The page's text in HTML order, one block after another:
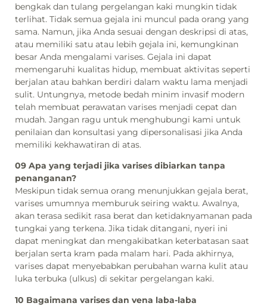
bengkak dan tulang pergelangan kaki mungkin tidak
terlihat. Tidak semua gejala ini muncul pada orang yang
sama. Namun, jika Anda sesuai dengan deskripsi di atas,
atau memiliki satu atau lebih gejala ini, kemungkinan
besar Anda mengalami varises. Gejala ini dapat
memengaruhi kualitas hidup, membuat aktivitas seperti
berjalan atau bahkan berdiri dalam waktu lama menjadi
sulit. Untungnya, metode bedah minim invasif modern
telah membuat perawatan varises menjadi cepat dan
mudah. Jangan ragu untuk menghubungi kami untuk
penilaian dan konsultasi yang dipersonalisasi jika Anda
memiliki kekhawatiran di atas.
09 Apa yang terjadi jika varises dibiarkan tanpa
penanganan?
Meskipun tidak semua orang menunjukkan gejala berat,
varises umumnya memburuk seiring waktu. Awalnya,
akan terasa sedikit rasa berat dan ketidaknyamanan pada
tungkai yang terkena. Jika tidak ditangani, nyeri ini
dapat meningkat dan mengakibatkan keterbatasan saat
berjalan serta kram pada malam hari. Pada akhirnya,
varises dapat menyebabkan perubahan warna kulit atau
luka terbuka (ulkus) di sekitar pergelangan kaki.
10 Bagaimana varises dan vena laba-laba